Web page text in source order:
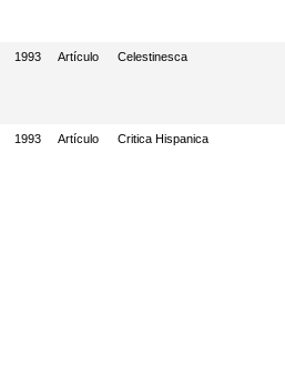
1993 Artículo Celestinesca
1993 Artículo Critica Hispanica